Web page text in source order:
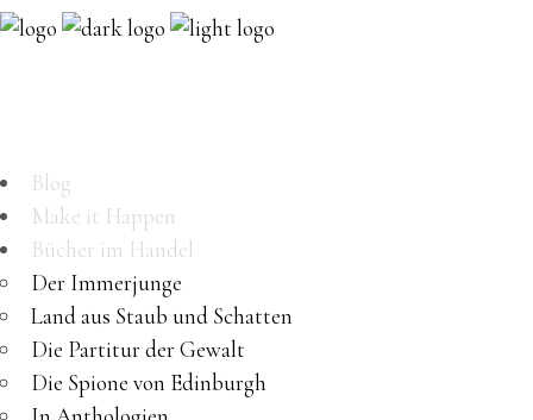
Blog
Make it Happen
Bücher im Handel
Der Immerjunge
Land aus Staub und Schatten
Die Partitur der Gewalt
Die Spione von Edinburgh